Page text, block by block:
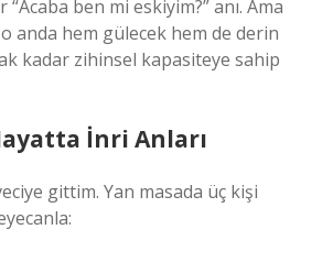
ben mi eskiyim?” anı. Ama
anda hem gülecek hem de derin
kadar zihinsel kapasiteye sahip
İnri Anları
gittim. Yan masada üç kişi